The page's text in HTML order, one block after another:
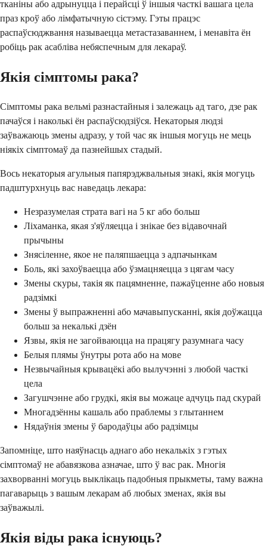
тканіны або адрынуцца і перайсці ў іншыя часткі вашага цела
праз кроў або лімфатычную сістэму. Гэты працэс
распаўсюджвання называецца метастазаваннем, і менавіта ён
робіць рак асабліва небяспечным для лекараў.
Якія сімптомы рака?
Сімптомы рака вельмі разнастайныя і залежаць ад таго, дзе рак
пачаўся і наколькі ён распаўсюдзіўся. Некаторыя людзі
заўважаюць змены адразу, у той час як іншыя могуць не мець
ніякіх сімптомаў да пазнейшых стадый.
Вось некаторыя агульныя папярэджвальныя знакі, якія могуць
падштурхнуць вас наведаць лекара:
Незразумелая страта вагі на 5 кг або больш
Ліхаманка, якая з'яўляецца і знікае без відавочнай
прычыны
Знясіленне, якое не паляпшаецца з адпачынкам
Боль, які захоўваецца або ўзмацняецца з цягам часу
Змены скуры, такія як пацямненне, пажаўценне або новыя
радзімкі
Змены ў выпражненні або мачавыпусканні, якія доўжацца
больш за некалькі дзён
Язвы, якія не загойваюцца на працягу разумнага часу
Белыя плямы ўнутры рота або на мове
Незвычайныя крывацёкі або вылучэнні з любой часткі
цела
Загушчэнне або грудкі, якія вы можаце адчуць пад скурай
Многадзённы кашаль або праблемы з глытаннем
Нядаўнія змены ў бародаўцы або радзімцы
Запомніце, што наяўнасць аднаго або некалькіх з гэтых
сімптомаў не абавязкова азначае, што ў вас рак. Многія
захворванні могуць выклікаць падобныя прыкметы, таму важна
пагаварыць з вашым лекарам аб любых зменах, якія вы
заўважылі.
Якія віды рака існуюць?